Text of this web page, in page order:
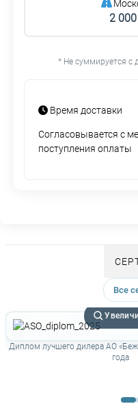
2
* Не суммируется с
Время доставки
Согласовывается с
поступления оплаты
Все
Диплом лучшего дилера АО
года